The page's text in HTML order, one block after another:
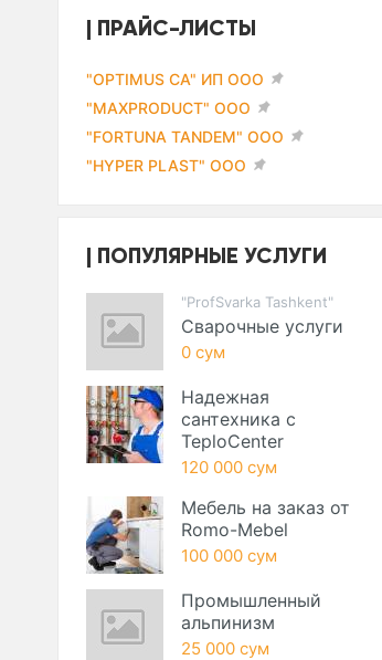
ПРАЙС-ЛИСТЫ
"OPTIMUS CA" ИП ООО
"MAXPRODUCT" ООО
"FORTUNA TANDEM" ООО
"HYPER PLAST" ООО
ПОПУЛЯРНЫЕ УСЛУГИ
"ProfSvarka Tashkent"
Сварочные услуги
0 сум
Надежная
сантехника с
TeploCenter
120 000 сум
Мебель на заказ от
Romo-Mebel
100 000 сум
Промышленный
альпинизм
25 000 сум